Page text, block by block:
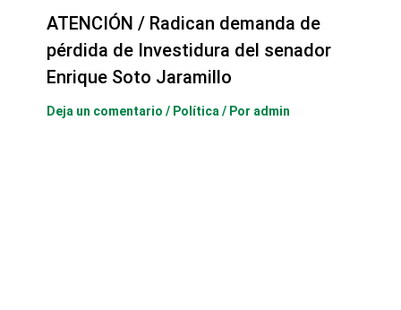
ATENCIÓN / Radican demanda de
pérdida de Investidura del senador
Enrique Soto Jaramillo
Deja un comentario / Política / Por admin